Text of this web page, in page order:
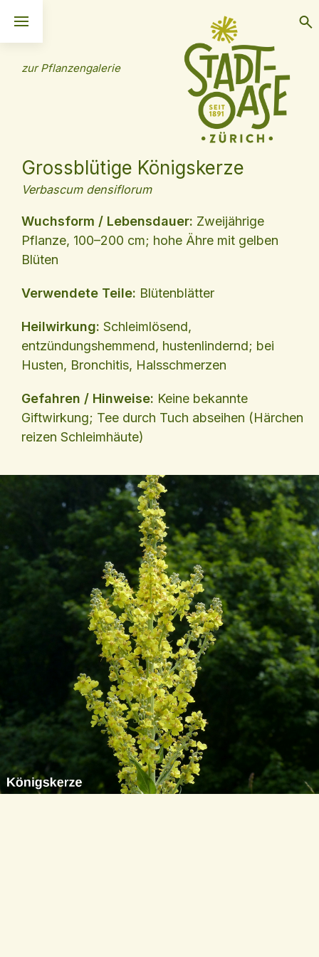
zur Pflanzengalerie
Grossblütige Königskerze
Verbascum densiflorum
Wuchsform / Lebensdauer: Zweijährige
Pflanze, 100–200 cm; hohe Ähre mit gelben
Blüten
Verwendete Teile: Blütenblätter
Heilwirkung: Schleimlösend,
entzündungshemmend, hustenlindernd; bei
Husten, Bronchitis, Halsschmerzen
Gefahren / Hinweise: Keine bekannte
Giftwirkung; Tee durch Tuch abseihen (Härchen
reizen Schleimhäute)